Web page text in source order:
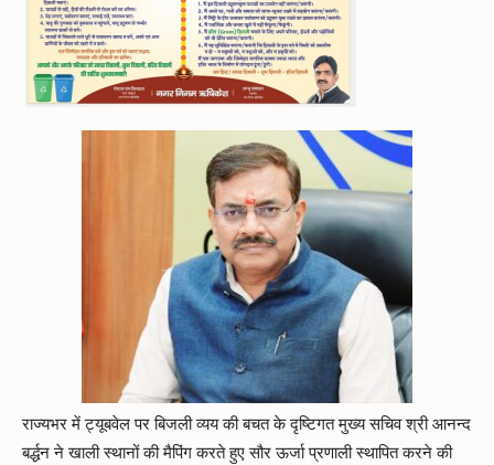
राज्यभर में ट्यूबवेल पर बिजली व्यय की बचत के दृष्टिगत मुख्य सचिव श्री आनन्द
बर्द्धन ने खाली स्थानों की मैपिंग करते हुए सौर ऊर्जा प्रणाली स्थापित करने की